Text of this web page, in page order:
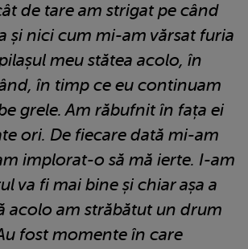
de tare am strigat pe când
și nici cum mi-am vărsat furia
meu stătea acolo, în
în timp ce eu continuam
grele. Am răbufnit în fața ei
ori. De fiecare dată mi-am
implorat-o să mă ierte. I-am
va fi mai bine și chiar așa a
acolo am străbătut un drum
fost momente în care